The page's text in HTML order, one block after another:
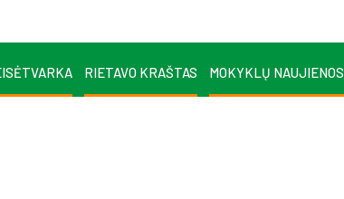
RIETAVO KRAŠTAS MOKYKLŲ NAUJIENOS